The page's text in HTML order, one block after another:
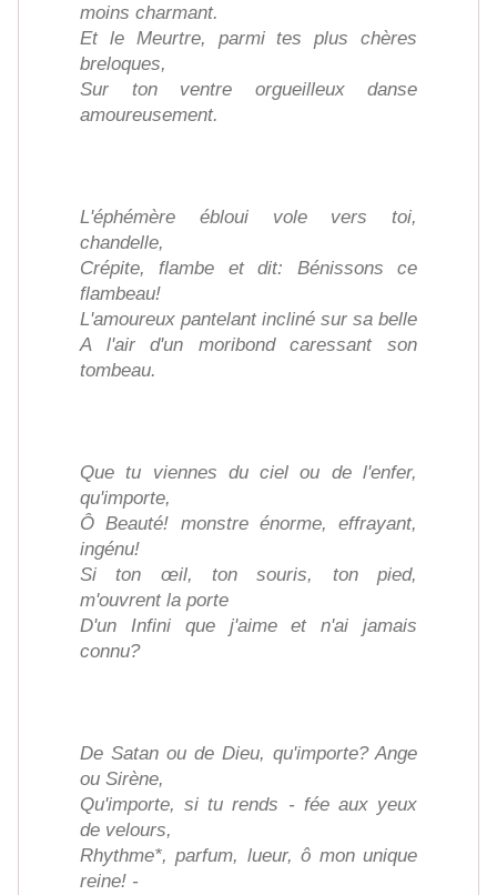
moins charmant.
Et le Meurtre, parmi tes plus chères
breloques,
Sur ton ventre orgueilleux danse
amoureusement.
L'éphémère ébloui vole vers toi,
chandelle,
Crépite, flambe et dit: Bénissons ce
flambeau!
L'amoureux pantelant incliné sur sa belle
A l'air d'un moribond caressant son
tombeau.
Que tu viennes du ciel ou de l'enfer,
qu'importe,
Ô Beauté! monstre énorme, effrayant,
ingénu!
Si ton œil, ton souris, ton pied,
m'ouvrent la porte
D'un Infini que j'aime et n'ai jamais
connu?
De Satan ou de Dieu, qu'importe? Ange
ou Sirène,
Qu'importe, si tu rends - fée aux yeux
de velours,
Rhythme*, parfum, lueur, ô mon unique
reine! -